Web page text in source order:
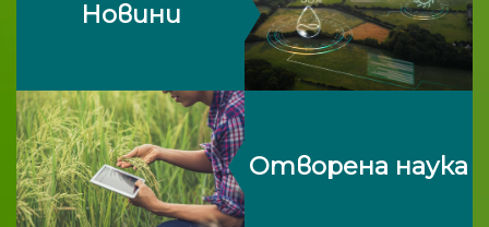
Новини
Отворена наука